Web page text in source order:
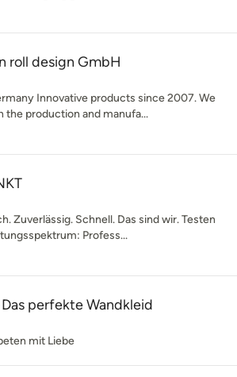
roll design GmbH
Innovative products since 2007. We
the production and manufa...
Zuverlässig. Schnell. Das sind wir. Testen
Profess...
perfekte Wandkleid
mit Liebe